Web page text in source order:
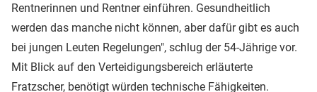
Rentnerinnen und Rentner einführen. Gesundheitlich
werden das manche nicht können, aber dafür gibt es auch
bei jungen Leuten Regelungen", schlug der 54-Jährige vor.
Mit Blick auf den Verteidigungsbereich erläuterte
Fratzscher, benötigt würden technische Fähigkeiten.